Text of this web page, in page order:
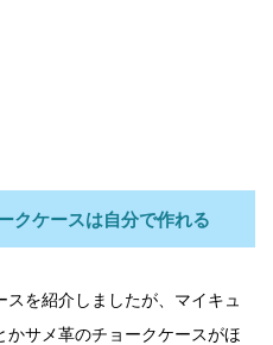
クケースは自分で作れる
スを紹介しましたが、マイキュ
かサメ革のチョークケースがほ